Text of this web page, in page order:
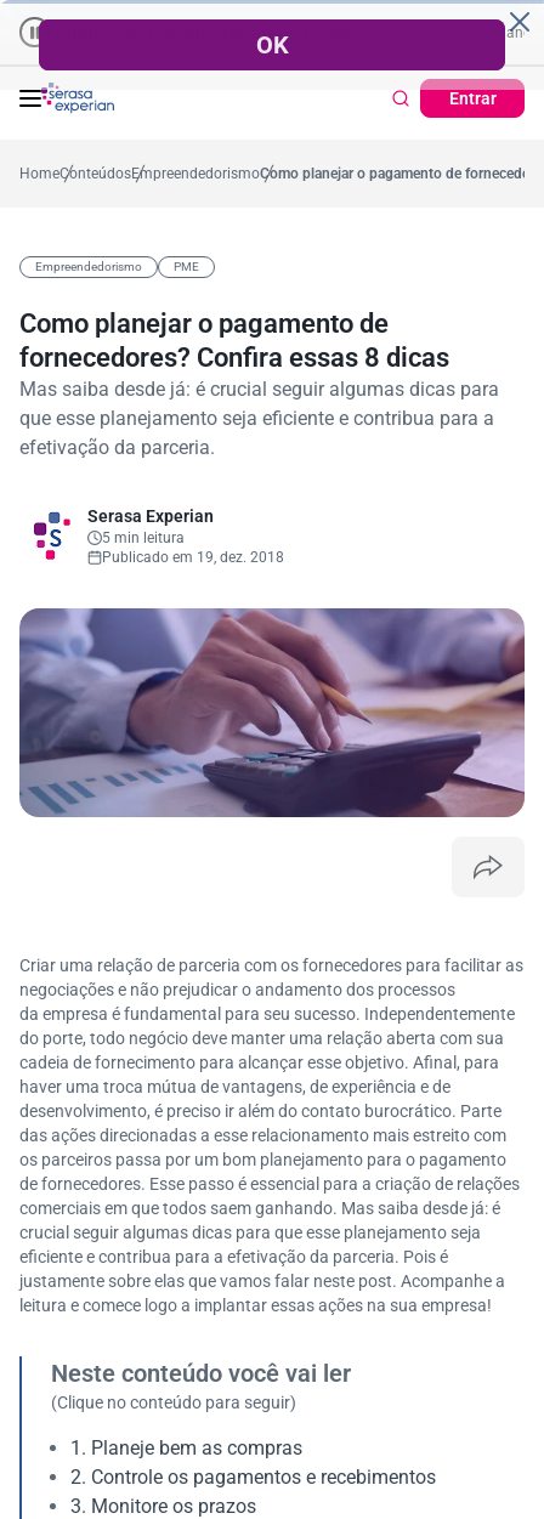
Empresas | Recuperação de Crédito
Entrar
Cartão de Crédito | Cadastro
HomeConteúdosEmpreendedorismoComo planejar o pagamento de
Empreendedorismo PME
Como planejar o pagamento de
fornecedores? Confira essas 8 dicas
Mas saiba desde já: é crucial seguir algumas dicas para
que esse planejamento seja eficiente e contribua para a
efetivação da parceria.
Serasa Experian
5 min leitura
Publicado em 19, dez. 2018
Criar uma relação de parceria com os fornecedores para facilitar as
negociações e não prejudicar o andamento dos processos
da empresa é fundamental para seu sucesso. Independentemente
do porte, todo negócio deve manter uma relação aberta com sua
cadeia de fornecimento para alcançar esse objetivo. Afinal, para
haver uma troca mútua de vantagens, de experiência e de
desenvolvimento, é preciso ir além do contato burocrático. Parte
das ações direcionadas a esse relacionamento mais estreito com
os parceiros passa por um bom planejamento para o pagamento
de fornecedores. Esse passo é essencial para a criação de relações
comerciais em que todos saem ganhando. Mas saiba desde já: é
crucial seguir algumas dicas para que esse planejamento seja
eficiente e contribua para a efetivação da parceria. Pois é
justamente sobre elas que vamos falar neste post. Acompanhe a
leitura e comece logo a implantar essas ações na sua empresa!
Neste conteúdo você vai ler
(Clique no conteúdo para seguir)
1. Planeje bem as compras
2. Controle os pagamentos e recebimentos
3. Monitore os prazos